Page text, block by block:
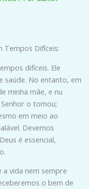
Tempos Difíceis:
difíceis. Ele
saúde. No entanto, em
minha mãe, e nu
o tomou;
em meio ao
Devemos
é essencial,
a vida nem sempre
o bem de